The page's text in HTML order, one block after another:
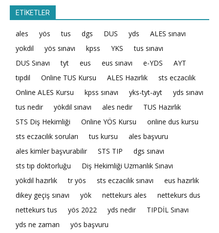
ETİKETLER
ales yös tus dgs DUS yds
ALES sınavı
yokdil
yös sınavı kpss YKS
tus sınavı
DUS Sınavı
tyt eus eus sınavı e-YDS
AYT
tıpdil
Online TUS Kursu ALES Hazırlık
sts eczacılık
Online ALES Kursu
kpss sınavı yks-tyt-ayt
yds sınavı
tus nedir
yökdil sınavı ales nedir
TUS Hazırlık
STS Diş Hekimliği
Online YÖS Kursu
online dus kursu
sts eczacılık soruları
tus kursu
ales başvuru
ales kimler başvurabilir
STS TIP
dgs sınavı
sts tıp doktorluğu
Diş Hekimliği Uzmanlık Sınavı
yökdil hazırlık
tr yös sts eczacılık sınavı
eus hazırlık
dikey geçiş sınavı
yök nettekurs ales
nettekurs dus
nettekurs tus
yös 2022 yds nedir
TIPDİL Sınavı
yds ne zaman
yös başvuru